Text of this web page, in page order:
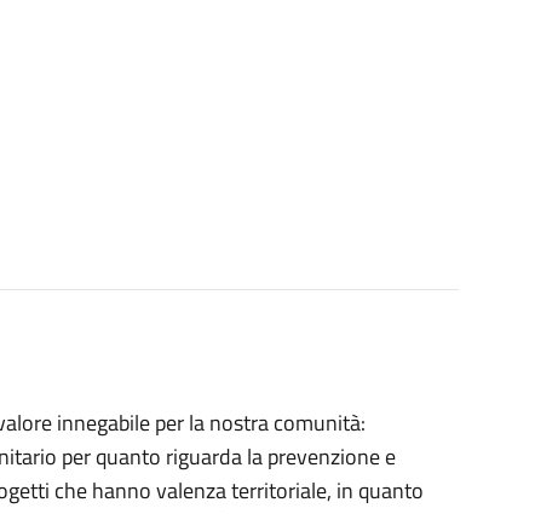
innegabile per la nostra comunità:
per quanto riguarda la prevenzione e
che hanno valenza territoriale, in quanto